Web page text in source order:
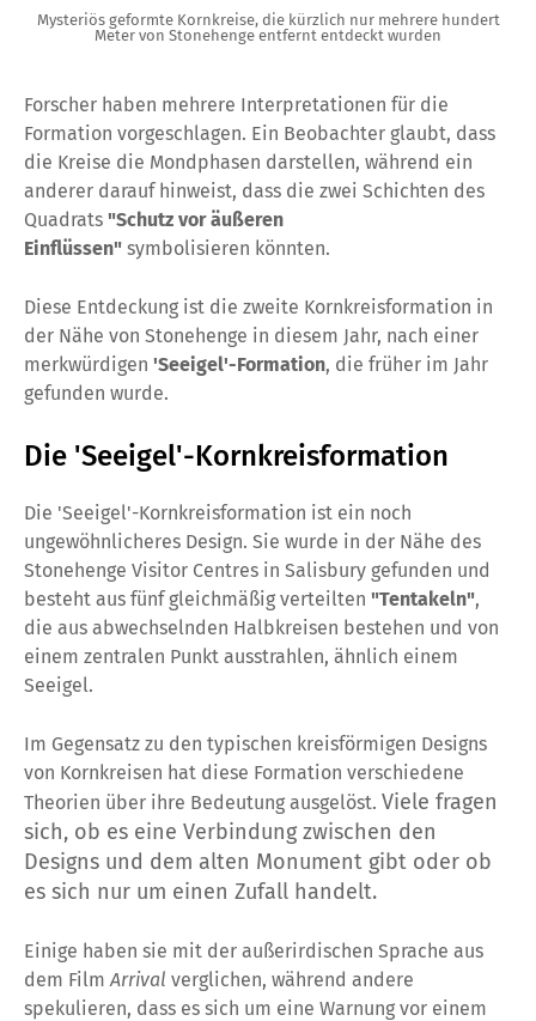
Mysteriös geformte Kornkreise, die kürzlich nur mehrere hundert
Meter von Stonehenge entfernt entdeckt wurden
Forscher haben mehrere Interpretationen für die
Formation vorgeschlagen. Ein Beobachter glaubt, dass
die Kreise die Mondphasen darstellen, während ein
anderer darauf hinweist, dass die zwei Schichten des
Quadrats "Schutz vor äußeren
Einflüssen" symbolisieren könnten.
Diese Entdeckung ist die zweite Kornkreisformation in
der Nähe von Stonehenge in diesem Jahr, nach einer
merkwürdigen 'Seeigel'-Formation, die früher im Jahr
gefunden wurde.
Die 'Seeigel'-Kornkreisformation
Die 'Seeigel'-Kornkreisformation ist ein noch
ungewöhnlicheres Design. Sie wurde in der Nähe des
Stonehenge Visitor Centres in Salisbury gefunden und
besteht aus fünf gleichmäßig verteilten "Tentakeln",
die aus abwechselnden Halbkreisen bestehen und von
einem zentralen Punkt ausstrahlen, ähnlich einem
Seeigel.
Im Gegensatz zu den typischen kreisförmigen Designs
von Kornkreisen hat diese Formation verschiedene
Theorien über ihre Bedeutung ausgelöst. Viele fragen
sich, ob es eine Verbindung zwischen den
Designs und dem alten Monument gibt oder ob
es sich nur um einen Zufall handelt.
Einige haben sie mit der außerirdischen Sprache aus
dem FilmArrival verglichen, während andere
spekulieren, dass es sich um eine Warnung vor einem